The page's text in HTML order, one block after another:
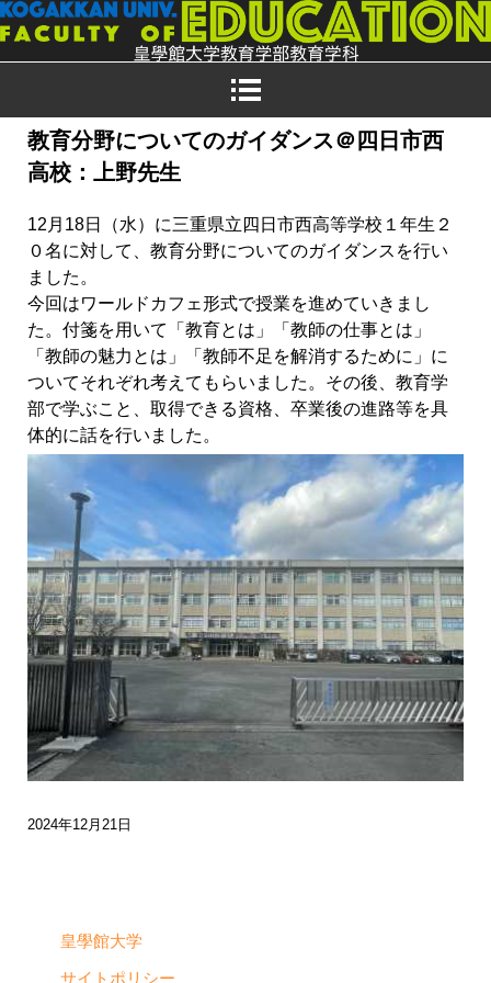
教育分野についてのガイダンス＠四日市西
高校：上野先生
12月18日（水）に三重県立四日市西高等学校１年生２
０名に対して、教育分野についてのガイダンスを行い
ました。
今回はワールドカフェ形式で授業を進めていきまし
た。付箋を用いて「教育とは」「教師の仕事とは」
「教師の魅力とは」「教師不足を解消するために」に
ついてそれぞれ考えてもらいました。その後、教育学
部で学ぶこと、取得できる資格、卒業後の進路等を具
体的に話を行いました。
2024年12月21日
皇學館大学
サイトポリシー